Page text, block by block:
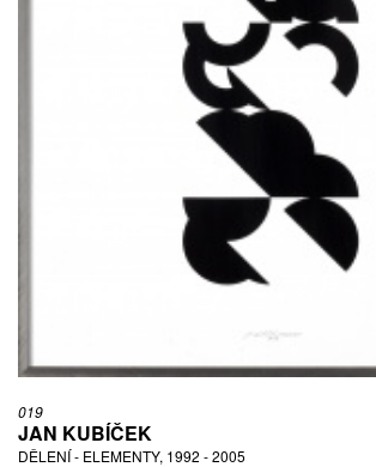
019
JAN KUBÍČEK
DĚLENÍ - ELEMENTY, 1992 - 2005